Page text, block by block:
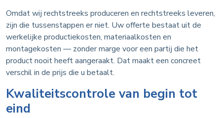
Omdat wij rechtstreeks produceren en rechtstreeks leveren,
zijn die tussenstappen er niet. Uw offerte bestaat uit de
werkelijke productiekosten, materiaalkosten en
montagekosten — zonder marge voor een partij die het
product nooit heeft aangeraakt. Dat maakt een concreet
verschil in de prijs die u betaalt.
Kwaliteitscontrole van begin tot
eind